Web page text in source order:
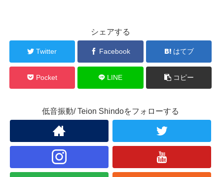
シェアする
Twitter Facebook はてブ
Pocket LINE コピー
低音振動/ Teion Shindoをフォローする